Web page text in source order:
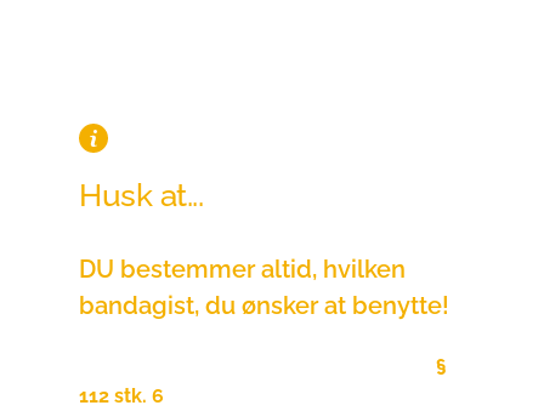
Husk at...
DU bestemmer altid, hvilken
bandagist, du ønsker at benytte!
§
112 stk. 6